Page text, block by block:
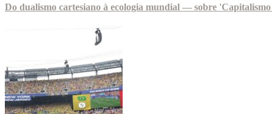
Do dualismo cartesiano à ecologia mundial — sobre